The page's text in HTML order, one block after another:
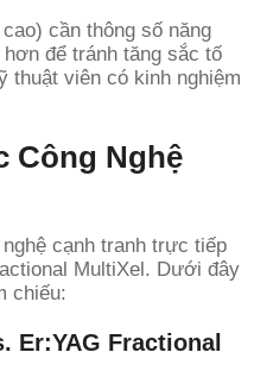
cần thông số năng
để tránh tăng sắc tố
thuật viên có kinh nghiệm
Công Nghệ
cạnh tranh trực tiếp
MultiXel. Dưới đây
chiếu:
Er:YAG Fractional